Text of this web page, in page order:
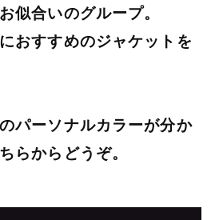
似合いのグループ。
おすすめのジャケットを
パーソナルカラーが分か
らからどうぞ。